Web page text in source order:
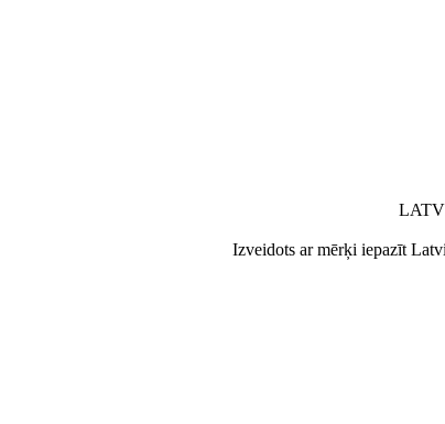
Izveidots ar mērķi iepazīt